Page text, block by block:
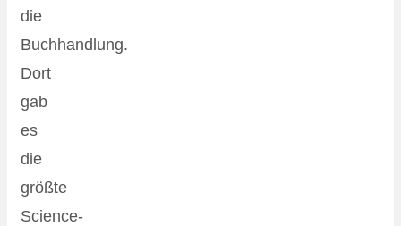
die
Buchhandlung.
Dort
gab
es
die
größte
Science-